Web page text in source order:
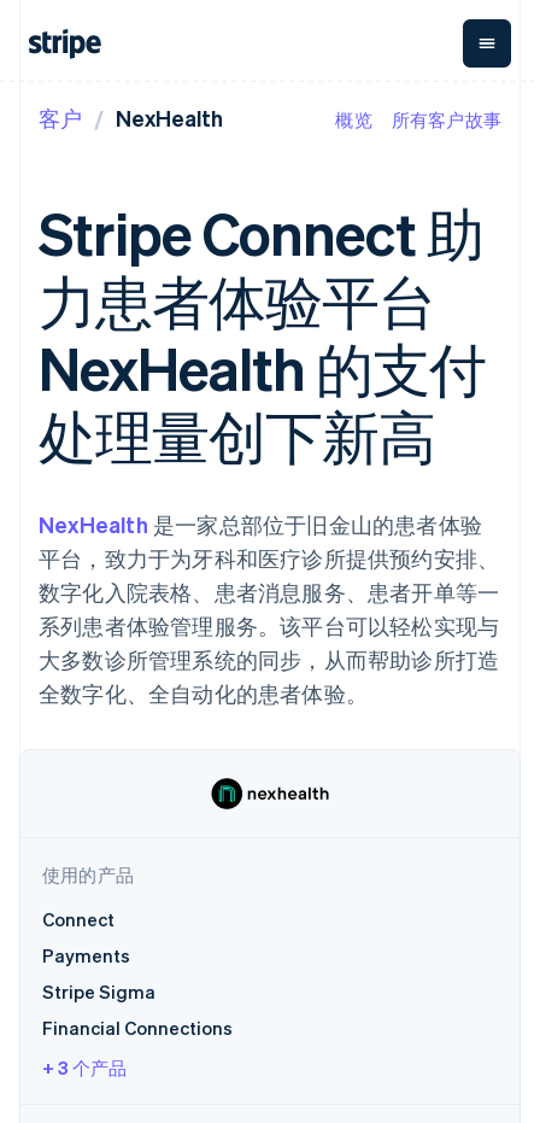
支付
在线支付
Managed
Payments
备案商家解决
方案
Payment links
无代码支付
Checkout
预构建支付界
面
Elements
支持 125 种以
上
Terminal
线下支付
Authorization
Boost
支付成功率优
化
Link
Financial
营收
经常性收入
Metronome
按用量计费
Subscriptions
订阅管理
一次性或定期
账单
Tax
销售税和增值
税自动化
会计自动化
Stripe Sigma
自定义报告
Data Pipeline
数据同步
资金管理
企业财务
Global
Payouts
向第三方
打款
Capital
企业融资
Crypto
钱包、稳
定币发行
可嵌入的
加密货币
购买
更多
了解未来规划
Radar
欺诈防范
Atlas
初创企业注册
按企业阶段
按应用场景
加密货币
电子商务
财务自动化
全球化企业
应用内支付
资金管理
平台
SaaS
按行业
AI 企业
游戏
保险
媒体与娱乐
合作伙伴
文档
库与 SDK
Stripe Apps
指南
接受线上付款
构建平台或交易市场
管理订阅
提供按用量计费
通过智能体配置和管理服
务
资源
应用集成
代码示例
API 状态
学习
指南
支持
获取支持
托管支持方案
产品路线图
Sessions 年度大会
招聘
资讯中心
Stripe Press
联系销售
成为合作伙伴
客户 NexHealth 概览 所有客户故事
Stripe Connect 助
力患者体验平台
NexHealth 的支付
处理量创下新高
NexHealth 是一家总部位于旧金山的患者体验
平台，致力于为牙科和医疗诊所提供预约安排、
数字化入院表格、患者消息服务、患者开单等一
系列患者体验管理服务。该平台可以轻松实现与
大多数诊所管理系统的同步，从而帮助诊所打造
全数字化、全自动化的患者体验。
使用的产品
Connect
Payments
Stripe Sigma
Financial Connections
+ 3 个产品